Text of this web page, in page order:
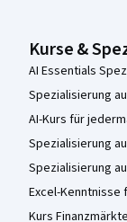
Kurse &
AI Essentials
Spezialisierung
AI-Kurs für
Spezialisierung
Spezialisierung
Excel-Kenntnisse
Kurs Finanzmärkte